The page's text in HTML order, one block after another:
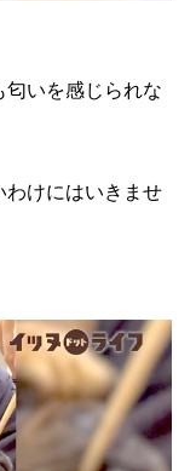
いを感じられな
わけにはいきませ